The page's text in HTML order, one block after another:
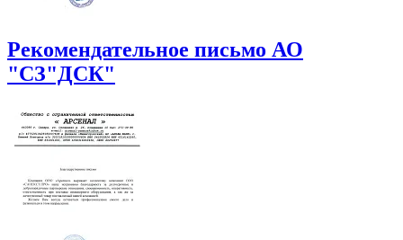
Рекомендательное письмо АО
"СЗ"ДСК"